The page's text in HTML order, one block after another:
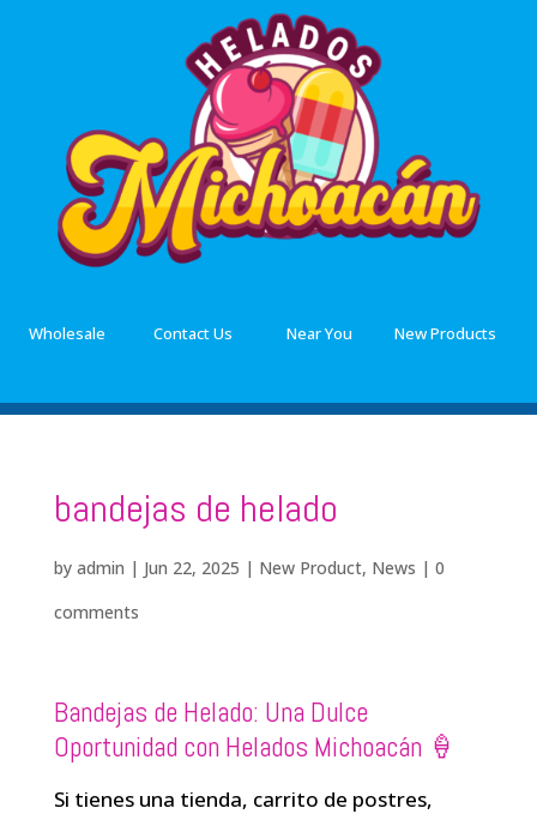
Wholesale Contact Us Near You New Products
bandejas de helado
by admin | Jun 22, 2025 | New Product, News | 0
comments
Bandejas de Helado: Una Dulce
Oportunidad con Helados Michoacán 🍦
Si tienes una tienda, carrito de postres,